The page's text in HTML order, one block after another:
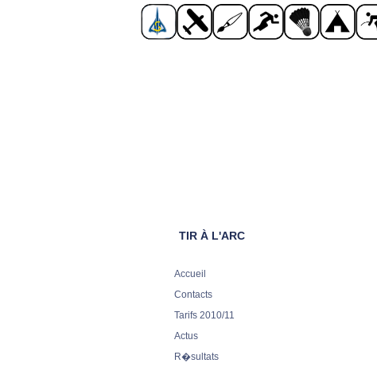
TIR À L'ARC
Accueil
Contacts
Tarifs 2010/11
Actus
R�sultats